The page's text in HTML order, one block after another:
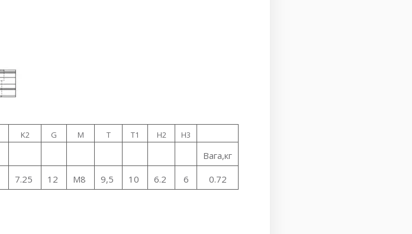
K2 G M T T1 H2 H3
Вага,кг
7.25 12 M8 9,5 10 6.2 6
0.72